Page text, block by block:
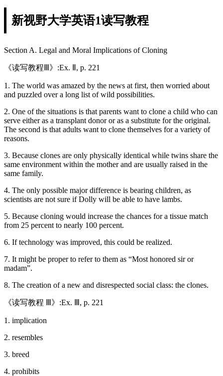
新视野大学英语1读写教程
Section A. Legal and Moral Implications of Cloning
《读写教程Ⅲ》:Ex. Ⅱ, p. 221
1. The world was amazed by the news at first, then worried about
and puzzled over a long list of wild possibilities.
2. One of the situations is that parents want to clone a child who can
serve either as a transplant donor or as a substitute for the original.
The second is that adults want to clone themselves for a variety of
reasons.
3. Because clones are only physically identical while twins share the
same environment within the mother and are usually raised in the
same family.
4. The only possible major difference is bearing children, as
scientists are not sure if Dolly will be able to have lambs.
5. Because cloning would increase the chances for a tissue match
from 25 percent to nearly 100 percent.
6. If technology was improved, this could be realized.
7. It might be proper to refer to them as “Most honored sir or
madam”.
8. The creation of a new and disrespected social class: the clones.
《读写教程 Ⅲ》:Ex. Ⅲ, p. 221
1. implication
2. resembles
3. breed
4. prohibits